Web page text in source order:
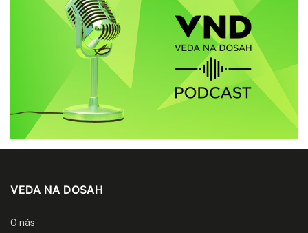
VEDA NA DOSAH
O nás